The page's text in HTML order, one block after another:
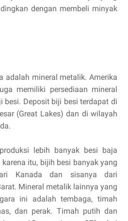
dengan membeli minyak
adalah mineral metalik. Amerika
memiliki persediaan mineral
besi. Deposit biji besi terdapat di
(Great Lakes) dan di wilayah
lebih banyak besi baja
itu, bijih besi banyak yang
Kanada dan sisanya dari
Mineral metalik lainnya yang
ini adalah tembaga, timah
dan perak. Timah putih dan